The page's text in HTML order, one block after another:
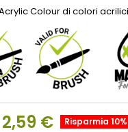
Colour di colori
2,59 € Risparmia 10%